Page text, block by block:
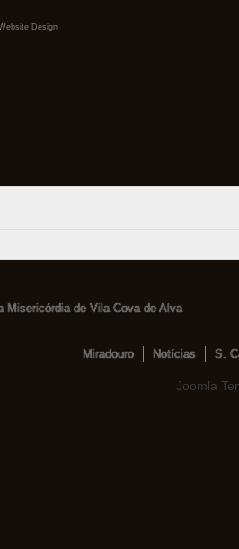
Design
Misericórdia de Vila Cova de Alva
Miradouro Notícias S.
Joomla